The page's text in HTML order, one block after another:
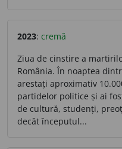
2023: cremă
Ziua de cinstire a
România. În noaptea
arestați aproximativ
partidelor politice și ai
de cultură, studenți,
decât începutul...